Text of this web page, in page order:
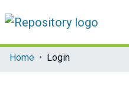
Communities & Collections
Home Login